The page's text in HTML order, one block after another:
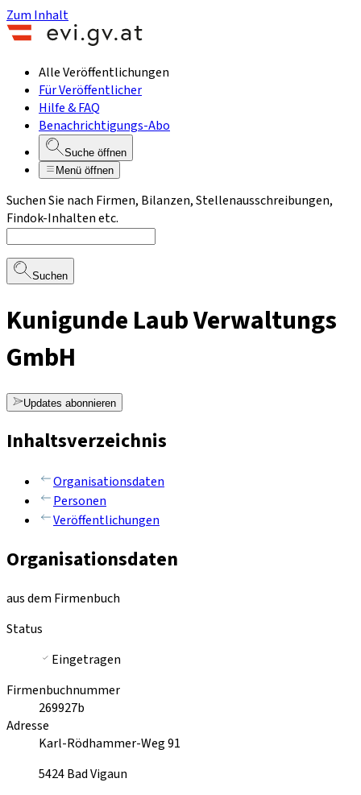
Zum Inhalt
Alle Veröffentlichungen
Für Veröffentlicher
Hilfe & FAQ
Benachrichtigungs-Abo
Suche öffnen
Menü öffnen
Suchen Sie nach Firmen, Bilanzen, Stellenausschreibungen,
Findok-Inhalten etc.
Suchen
Kunigunde Laub Verwaltungs
GmbH
Updates abonnieren
Inhaltsverzeichnis
Organisationsdaten
Personen
Veröffentlichungen
Organisationsdaten
aus dem Firmenbuch
Status
Eingetragen
Firmenbuchnummer
269927b
Adresse
Karl-Rödhammer-Weg 91
5424Bad Vigaun